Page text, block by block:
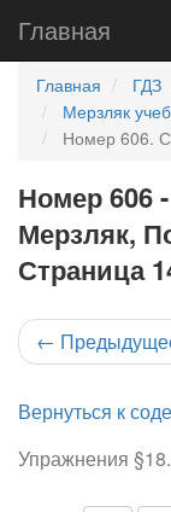
Главная
Главная ГДЗ
Мерзляк
Номер 606.
Номер 606
Мерзляк,
Страница
←
Вернуться к
Упражнения